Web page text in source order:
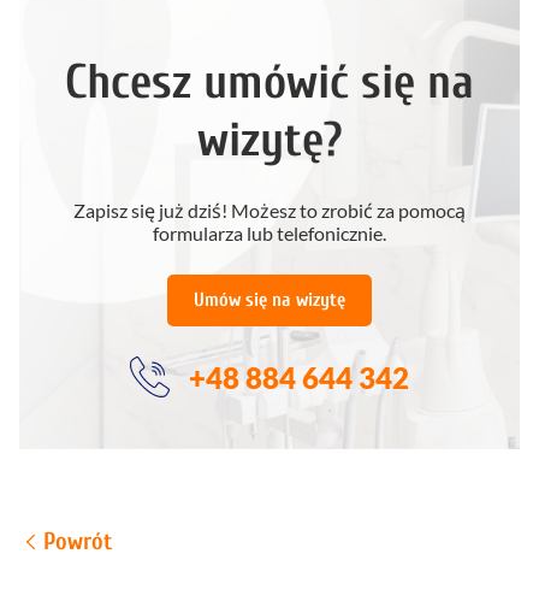
Chcesz umówić się na
wizytę?
Zapisz się już dziś! Możesz to zrobić za pomocą
formularza lub telefonicznie.
Umów się na wizytę
+48 884 644 342
Powrót